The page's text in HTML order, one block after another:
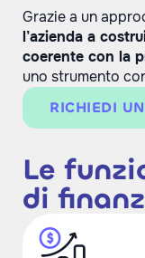
Grazie a un
l’azienda a
coerente con la
uno strumento
RICHIEDI
Le
di